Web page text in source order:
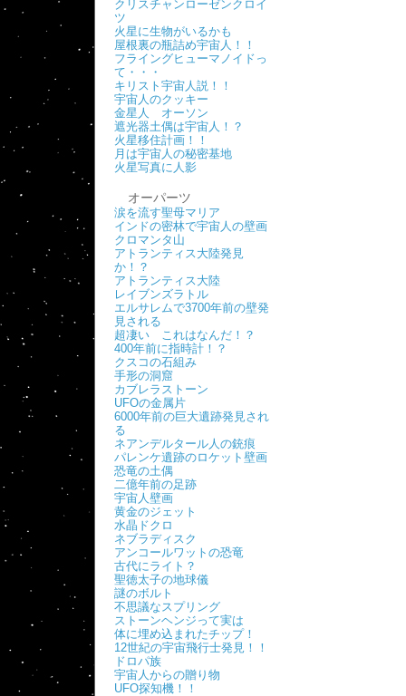
クリスチャンローゼンクロイ
ツ
火星に生物がいるかも
屋根裏の瓶詰め宇宙人！！
フライングヒューマノイドっ
て・・・
キリスト宇宙人説！！
宇宙人のクッキー
金星人 オーソン
遮光器土偶は宇宙人！？
火星移住計画！！
月は宇宙人の秘密基地
火星写真に人影
オーパーツ
涙を流す聖母マリア
インドの密林で宇宙人の壁画
クロマンタ山
アトランティス大陸発見
か！？
アトランティス大陸
レイブンズラトル
エルサレムで3700年前の壁発
見される
超凄い これはなんだ！？
400年前に指時計！？
クスコの石組み
手形の洞窟
カブレラストーン
UFOの金属片
6000年前の巨大遺跡発見され
る
ネアンデルタール人の銃痕
パレンケ遺跡のロケット壁画
恐竜の土偶
二億年前の足跡
宇宙人壁画
黄金のジェット
水晶ドクロ
ネブラディスク
アンコールワットの恐竜
古代にライト？
聖徳太子の地球儀
謎のボルト
不思議なスプリング
ストーンヘンジって実は
体に埋め込まれたチップ！
12世紀の宇宙飛行士発見！！
ドロパ族
宇宙人からの贈り物
UFO探知機！！